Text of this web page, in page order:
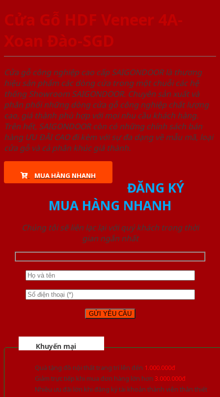
Cửa Gỗ HDF Veneer 4A-
Xoan Đào-SGD
Cửa gỗ công nghiệp cao cấp SAIGONDOOR là thương
hiệu sản phẩm các dòng cửa trong một chuỗi các hệ
thống Showroom SAIGONDOOR. Chuyên sản xuất và
phân phối những dòng cửa gỗ công nghiệp chất lượng
cao, giá thành phù hợp với mọi nhu cầu khách hàng.
Trên hết, SAIGONDOOR còn có những chính sách bán
hàng ƯU ĐÃI CAO đi kèm với sự đa dạng về mẫu mã, loại
cửa gỗ và cả phân khúc giá thành.
MUA HÀNG NHANH
ĐĂNG KÝ
MUA HÀNG NHANH
Chúng tôi sẽ liên lạc lại với quý khách trong thời
gian ngắn nhất
Khuyến mại
Quà tặng đồ nội thất trang trí lên đến 1.000.000đ
Giảm trực tiếp khi mua đơn hàng lớn hơn 3.000.000đ
Nhiều ưu đãi lớn khi đăng ký tài khoản thành viên thân thiết